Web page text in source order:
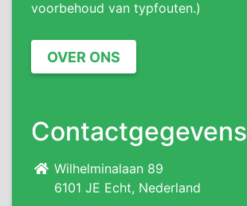
voorbehoud van typfouten.)
OVER ONS
Contactgegevens
Wilhelminalaan 89
6101 JE Echt, Nederland